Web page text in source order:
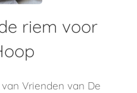
riem voor
Vrienden van De